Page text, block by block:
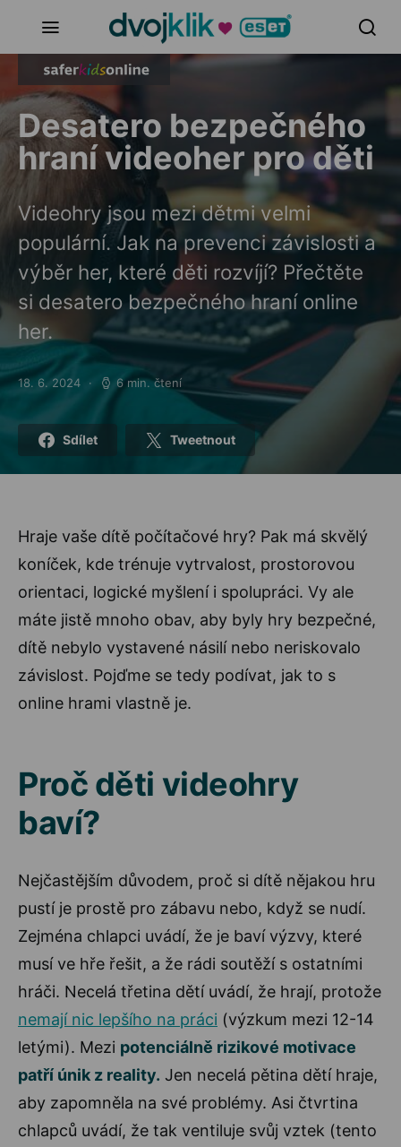
Desatero bezpečného
hraní videoher pro děti
Videohry jsou mezi dětmi velmi
populární. Jak na prevenci závislosti a
výběr her, které děti rozvíjí? Přečtěte
si desatero bezpečného hraní online
her.
Posted on
18. 6. 2024 6 min. čtení
Sdílet Tweetnout
Hraje vaše dítě počítačové hry? Pak má skvělý
koníček, kde trénuje vytrvalost, prostorovou
orientaci, logické myšlení i spolupráci. Vy ale
máte jistě mnoho obav, aby byly hry bezpečné,
dítě nebylo vystavené násilí nebo neriskovalo
závislost. Pojďme se tedy podívat, jak to s
online hrami vlastně je.
Proč děti videohry
baví?
Nejčastějším důvodem, proč si dítě nějakou hru
pustí je prostě pro zábavu nebo, když se nudí.
Zejména chlapci uvádí, že je baví výzvy, které
musí ve hře řešit, a že rádi soutěží s ostatními
hráči. Necelá třetina dětí uvádí, že hrají, protože
nemají nic lepšího na práci (výzkum mezi 12-14
letými). Mezi potenciálně rizikové motivace
patří únik z reality. Jen necelá pětina dětí hraje,
aby zapomněla na své problémy. Asi čtvrtina
chlapců uvádí, že tak ventiluje svůj vztek (tento